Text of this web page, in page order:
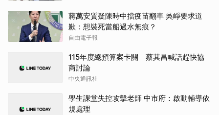
蔣萬安質疑陳時中擋疫苗翻車 吳崢要求道
歉：想裝死當船過水無痕？
自由電子報
115年度總預算案卡關 蔡其昌喊話趕快協
商討論
中央通訊社
學生課堂失控攻擊老師 中市府：啟動輔導依
規處理